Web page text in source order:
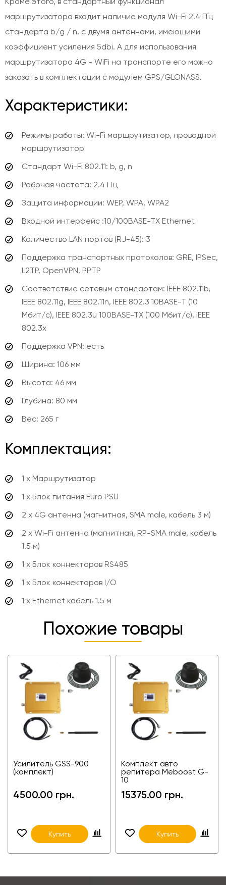
маршрутизатора входит наличие модуля Wi-Fi 2.4 ГГц
стандарта b/g / n, с двумя антеннами, имеющими
коэффициент усиления 5dbi. А для использования
маршрутизатора 4G - WiFi на транспорте его можно
заказать в комплектации с модулем GPS/GLONASS.
Характеристики:
Режимы работы: Wi-Fi маршрутизатор, проводной
маршрутизатор
Стандарт Wi-Fi 802.11: b, g, n
Рабочая частота: 2.4 ГГц
Защита информации: WEP, WPA, WPA2
Входной интерфейс :10/100BASE-TX Ethernet
Количество LAN портов (RJ-45): 3
Поддержка транспортных протоколов: GRE, IPSec,
L2TP, OpenVPN, PPTP
Соответствие сетевым стандартам: IEEE 802.11b,
IEEE 802.11g, IEEE 802.11n, IEEE 802.3 10BASE-T (10
Мбит/с), IEEE 802.3u 100BASE-TX (100 Мбит/с), IEEE
802.3x
Поддержка VPN: есть
Ширина: 106 мм
Высота: 46 мм
Глубина: 80 мм
Вес: 265 г
Комплектация:
1 х Маршрутизатор
1 х Блок питания Euro PSU
2 х 4G антенна (магнитная, SMA male, кабель 3 м)
2 x Wi-Fi антенна (магнитная, RP-SMA male, кабель
1.5 м)
1 х Блок коннекторов RS485
1 х Блок коннекторов I/O
1 х Ethernet кабель 1.5 м
Похожие товары
Усилитель GSS-900
(комплект)
4500.00 грн.
Купить
Комплект авто
репитера Meboost G-
10
15375.00 грн.
Купить